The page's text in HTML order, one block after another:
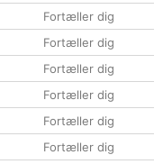
Fortæller dig
Fortæller dig
Fortæller dig
Fortæller dig
Fortæller dig
Fortæller dig